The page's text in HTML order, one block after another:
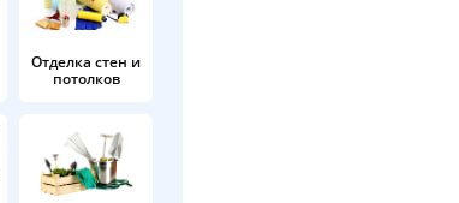
Отделка стен и
потолков